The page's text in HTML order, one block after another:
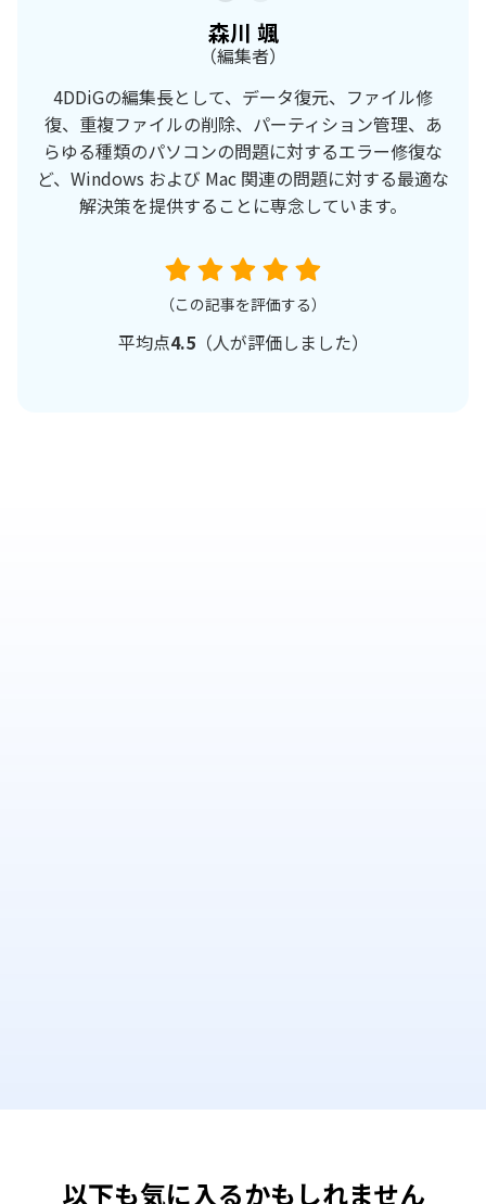
森川 颯
（編集者）
4DDiGの編集長として、データ復元、ファイル修
復、重複ファイルの削除、パーティション管理、あ
らゆる種類のパソコンの問題に対するエラー修復な
ど、Windows および Mac 関連の問題に対する最適な
解決策を提供することに専念しています。
（この記事を評価する）
平均点4.5（人が評価しました）
以下も気に入るかもしれません